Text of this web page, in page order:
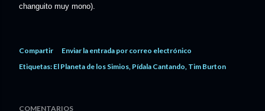
changuito muy mono).
Compartir
Enviar la entrada por correo electrónico
Etiquetas: El Planeta de los Simios Pídala Cantando Tim Burton
COMENTARIOS